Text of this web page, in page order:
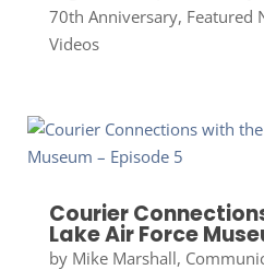
70th Anniversary, Featured
Videos
Courier
Lake Air Force
by Mike Marshall,